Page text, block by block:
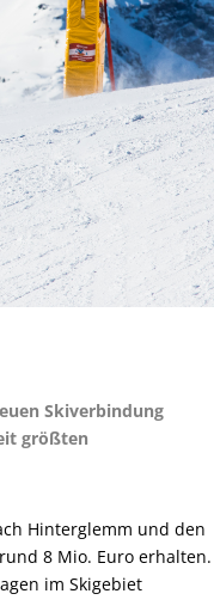
Skiverbindung
größten
­Hinterglemm und den
8 Mio. Euro erhalten.
im Skigebiet